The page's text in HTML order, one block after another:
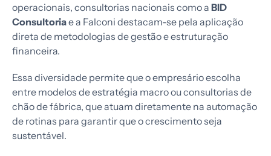
operacionais, consultorias nacionais como a BID
Consultoriae a Falconi destacam-se pela aplicação
direta de metodologias de gestão e estruturação
financeira.
Essa diversidade permite que o empresário escolha
entre modelos de estratégia macro ou consultorias de
chão de fábrica, que atuam diretamente na automação
de rotinas para garantir que o crescimento seja
sustentável.